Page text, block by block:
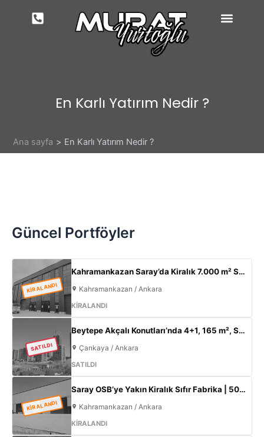
En Karlı Yatırım Nedir ?
Ana sayfa En Karlı Yatırım Nedir ?
Güncel Portföyler
KİRALANDI
Kahramankazan Saray’da Kiralık 7.000 m² Sıfır Fabrika | 2.000 m² Açık Alan | 300 KW
Kahramankazan / Ankara
KİRALANDI
SATILDI
Beytepe Akçalı Konutları’nda 4+1, 165 m², Sıfır Lüks Daire | Site İçi, Otoparklı, Takasa Uygun
Çankaya / Ankara
SATILDI
KİRALANDI
Saray OSB’ye Yakın Kiralık Sıfır Fabrika | 500 m² Kapalı Alan | 60 kW Elektrik | Müstakil
Kahramankazan / Ankara
KİRALANDI